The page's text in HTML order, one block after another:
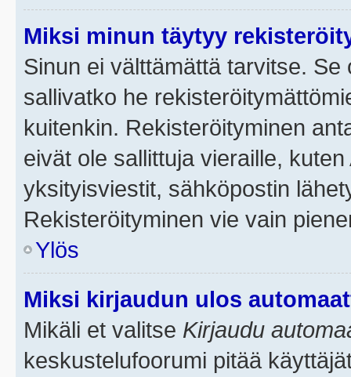
Miksi minun täytyy
Sinun ei välttämättä tarvitse.
sallivatko he
kuitenkin. Rekisteröityminen
eivät ole sallittuja vieraille,
yksityisviestit, sähköpostin
Rekisteröityminen vie vain
Ylös
Miksi kirjaudun ulos
Mikäli et valitse Kirjaudu
keskustelufoorumi pitää